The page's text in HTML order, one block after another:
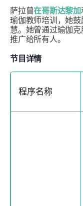
萨拉曾在哥斯达黎加
瑜伽教师培训，她
慧。她曾通过瑜伽
推广给所有人。
节目详情
程序名称